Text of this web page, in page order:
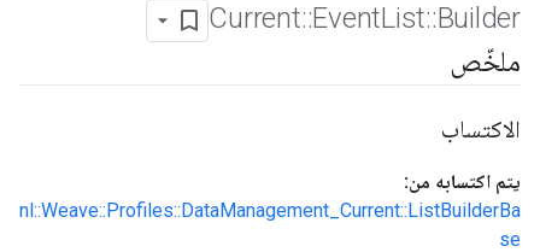
Current::EventList::Builder
ملخّص
الاكتساب
يتم اكتسابه من:
nl::Weave::Profiles::DataManagement_Current::ListBuilderBa
se